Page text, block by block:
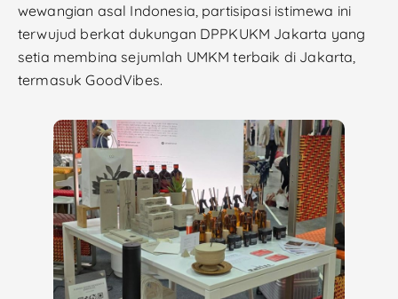
wewangian asal Indonesia, partisipasi istimewa ini
terwujud berkat dukungan DPPKUKM Jakarta yang
setia membina sejumlah UMKM terbaik di Jakarta,
termasuk GoodVibes.